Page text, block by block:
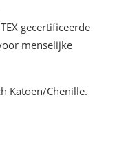
gecertificeerde
menselijke
Katoen/Chenille.